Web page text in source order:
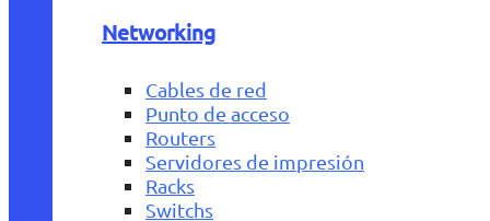
Networking
Cables de red
Punto de acceso
Routers
Servidores de impresión
Racks
Switchs